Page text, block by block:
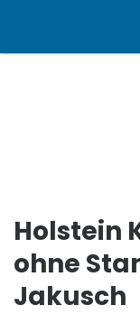
Holstein
ohne
Jakusch